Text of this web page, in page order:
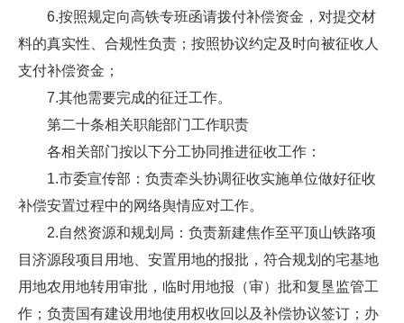
6.按照规定向高铁专班函请拨付补偿资金，对提交材
料的真实性、合规性负责；按照协议约定及时向被征收人
支付补偿资金；
7.其他需要完成的征迁工作。
第二十条相关职能部门工作职责
各相关部门按以下分工协同推进征收工作：
1.市委宣传部：负责牵头协调征收实施单位做好征收
补偿安置过程中的网络舆情应对工作。
2.自然资源和规划局：负责新建焦作至平顶山铁路项
目济源段项目用地、安置用地的报批，符合规划的宅基地
用地农用地转用审批，临时用地报（审）批和复垦监管工
作；负责国有建设用地使用权收回以及补偿协议签订；办